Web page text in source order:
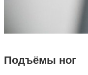
Подъёмы ног